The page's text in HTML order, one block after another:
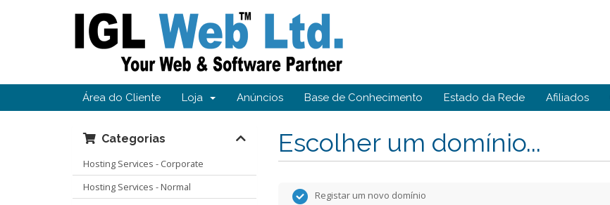
Área do Cliente Loja Anúncios Base de Conhecimento Estado da Rede Afiliados
Escolher um domínio...
Categorias
Hosting Services - Corporate
Hosting Services - Normal
Registar um novo domínio